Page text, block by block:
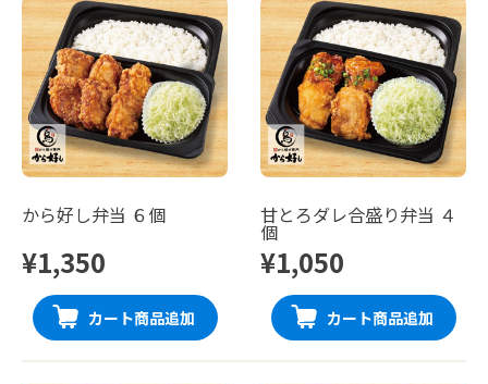
から好し弁当 ６個
¥1,350
カート商品追加
甘とろダレ合盛り弁当 ４
個
¥1,050
カート商品追加